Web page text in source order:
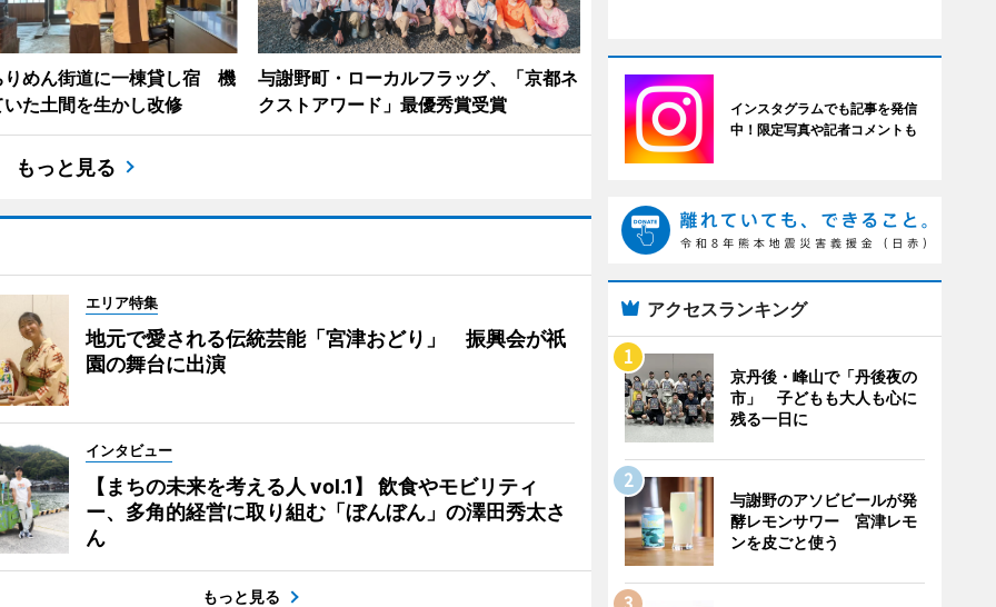
りめん街道に一棟貸し宿 機
た土間を生かし改修
与謝野町・ローカルフラッグ、「京都ネ
クストアワード」最優秀賞受賞
もっと見る
エリア特集
地元で愛される伝統芸能「宮津おどり」 振興会が祇
園の舞台に出演
インタビュー
【まちの未来を考える人 vol.1】 飲食やモビリティ
ー、多角的経営に取り組む「ぼんぼん」の澤田秀太さ
ん
もっと見る
インスタグラムでも記事を発信
中！限定写真や記者コメントも
アクセスランキング
京丹後・峰山で「丹後夜の
市」 子どもも大人も心に
残る一日に
与謝野のアソビビールが発
酵レモンサワー 宮津レモ
ンを皮ごと使う